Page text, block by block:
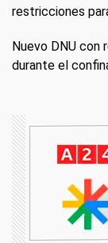
restricciones
Nuevo DNU con
durante el